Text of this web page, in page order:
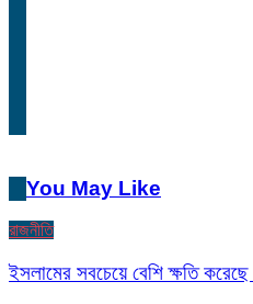
You May Like
রাজনীতি
ইসলামের সবচেয়ে বেশি ক্ষতি করেছে